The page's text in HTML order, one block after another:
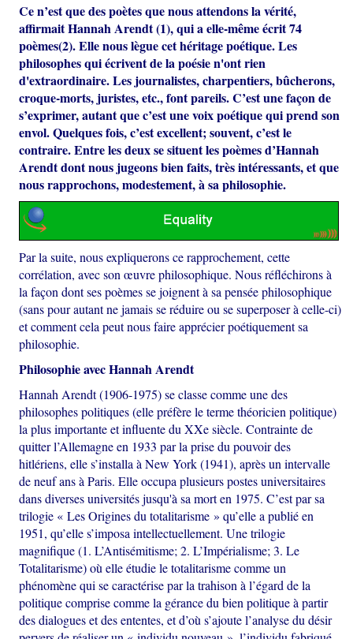
Ce n’est que des poètes que nous attendons la vérité,
affirmait Hannah Arendt (1), qui a elle-même écrit 74
poèmes(2). Elle nous lègue cet héritage poétique. Les
philosophes qui écrivent de la poésie n'ont rien
d'extraordinaire. Les journalistes, charpentiers, bûcherons,
croque-morts, juristes, etc., font pareils. C’est une façon de
s’exprimer, autant que c’est une voix poétique qui prend son
envol. Quelques fois, c’est excellent; souvent, c’est le
contraire. Entre les deux se situent les poèmes d’Hannah
Arendt dont nous jugeons bien faits, très intéressants, et que
nous rapprochons, modestement, à sa philosophie.
Par la suite, nous expliquerons ce rapprochement, cette
corrélation, avec son œuvre philosophique. Nous réfléchirons à
la façon dont ses poèmes se joignent à sa pensée philosophique
(sans pour autant ne jamais se réduire ou se superposer à celle-ci)
et comment cela peut nous faire apprécier poétiquement sa
philosophie.
Philosophie avec Hannah Arendt
Hannah Arendt (1906-1975) se classe comme une des
philosophes politiques (elle préfère le terme théoricien politique)
la plus importante et influente du XXe siècle. Contrainte de
quitter l’Allemagne en 1933 par la prise du pouvoir des
hitlériens, elle s’installa à New York (1941), après un intervalle
de neuf ans à Paris. Elle occupa plusieurs postes universitaires
dans diverses universités jusqu'à sa mort en 1975. C’est par sa
trilogie « Les Origines du totalitarisme » qu’elle a publié en
1951, qu’elle s’imposa intellectuellement. Une trilogie
magnifique (1. L’Antisémitisme; 2. L’Impérialisme; 3. Le
Totalitarisme) où elle étudie le totalitarisme comme un
phénomène qui se caractérise par la trahison à l’égard de la
politique comprise comme la gérance du bien politique à partir
des dialogues et des ententes, et d’où s’ajoute l’analyse du désir